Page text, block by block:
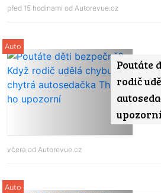
před 15 hodinami od Autorevue.cz
Poutáte
rodič
upozorní
Auto
včera od Autorevue.cz
Auto